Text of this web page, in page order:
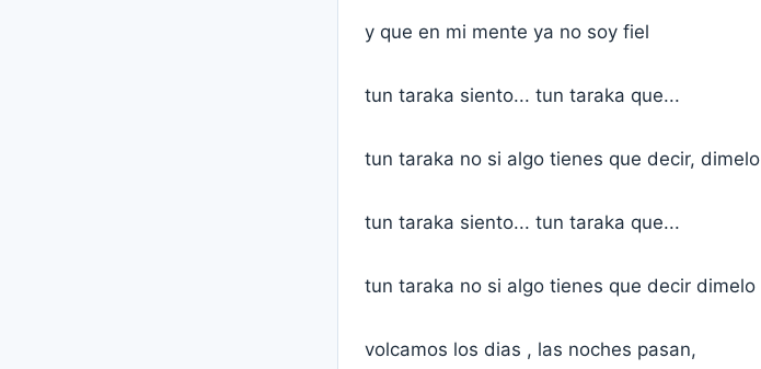
y que en mi mente ya no soy fiel
tun taraka siento... tun taraka que...
tun taraka no si algo tienes que decir, dimelo
tun taraka siento... tun taraka que...
tun taraka no si algo tienes que decir dimelo
volcamos los dias , las noches pasan,